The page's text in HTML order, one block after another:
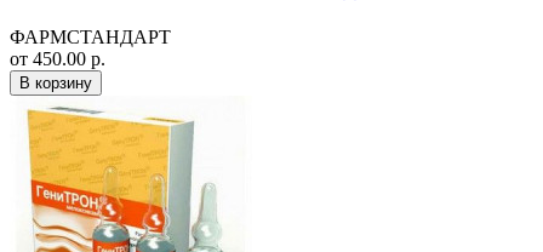
ФАРМСТАНДАРТ
от 450.00 р.
В корзину